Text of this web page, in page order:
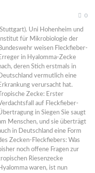
0
Uni Hohenheim und
Institut für Mikrobiologie der
weisen Fleckfieber-
in Hyalomma-Zecke
deren Stich erstmals in
vermutlich eine
verursacht hat.
Tropische Zecke: Erster
auf Fleckfieber-
in Siegen Sie saugt
Menschen, und sie überträgt
in Deutschland eine Form
Zecken-Fleckfiebers: Was
noch offene Fragen zur
Riesenzecke
waren, ist nun